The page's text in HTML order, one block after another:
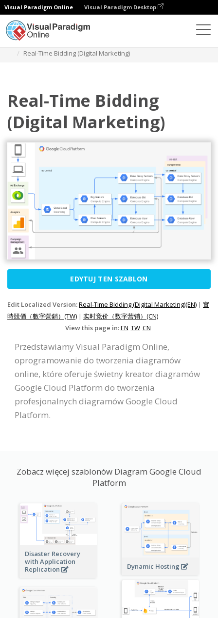
Visual Paradigm Online Visual Paradigm Desktop
Real-Time Bidding (Digital Marketing)
Real-Time Bidding
(Digital Marketing)
EDYTUJ TEN SZABLON
Edit Localized Version:Real-Time Bidding (Digital Marketing)(EN) | 實
時競價（數字營銷）(TW) | 实时竞价（数字营销）(CN)
View this page in:EN TW CN
Przedstawiamy Visual Paradigm Online,
oprogramowanie do tworzenia diagramów
online, które oferuje świetny kreator diagramów
Google Cloud Platform do tworzenia
profesjonalnych diagramów Google Cloud
Platform.
Zobacz więcej szablonów Diagram Google Cloud
Platform
Disaster Recovery
with Application
Replication
Dynamic Hosting